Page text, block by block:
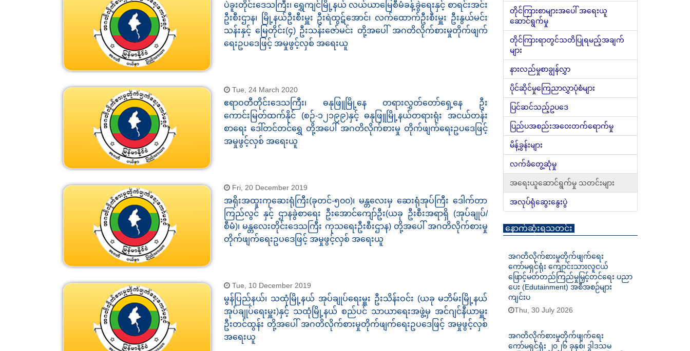
ပဲခူးတိုင်းဒေသကြီး၊ ရွှေကျင်မြို့နယ် လယ်ယာမြေစီမံခန့်ခွဲရေးနှင့် စာရင်းအင်း
ဦးစီးဌာန၊ မြို့နယ်ဦးစီးမှူး ဦးရဲထွဋ်အောင်၊ လက်ထောက်ဦးစီးမှူး ဦးနွယ်မင်း
သန်းနှင့် မြေတိုင်း(၄) ဦးသန်းဇော်မင်း တို့အပေါ် အဂတိလိုက်စားမှုတိုက်ဖျက်
ရေးဥပဒေဖြင့် အမှုဖွင့်လှစ် အရေးယူ
Tue, 24 March 2020
ဧရာဝတီတိုင်းဒေသကြီး၊ ဓနုဖြူမြို့နေ တရားလွှတ်တော်ရှေ့နေ ဦး
ကောင်းမြတ်ထက်နိုင် (စဉ်-၁၂၁၉၉)နှင့် ဓနုဖြူမြို့နယ်တရားရုံး အငယ်တန်း
စာရေး ဒေါ်တင်တင်ရွှေ တို့အပေါ် အဂတိလိုက်စားမှု တိုက်ဖျက်ရေးဥပဒေဖြင့်
အမှုဖွင့်လှစ် အရေးယူ
Fri, 20 December 2019
အရိုးအထူးကုဆေးရုံကြီး(ခုတင်-၅၀၀)၊ မန္တလေးမှ ဆေးရုံအုပ်ကြီး ဒေါက်တာ
ကြည်လွင် နှင့် ဌာနခွဲစာရေး ဦးအောင်ကျော်ဦး(ယခု ဦးစီးအရာရှိ (အုပ်ချုပ်/
စီမံ)၊ မန္တလေးတိုင်းဒေသကြီး ကုသရေးဦးစီးဌာန) တို့အပေါ် အဂတိလိုက်စားမှု
တိုက်ဖျက်ရေးဥပဒေဖြင့် အမှုဖွင့်လှစ် အရေးယူ
Tue, 10 December 2019
မွန်ပြည်နယ်၊ သထုံမြို့နယ် အုပ်ချုပ်ရေးမှူး ဦးသိန်းဝင်း (ယခု မဘိမ်းမြို့နယ်
အုပ်ချုပ်ရေးမှူး)နှင့် သထုံမြို့နယ် စည်ပင် သာယာရေးအဖွဲ့မှ အင်ဂျင်နီယာမှူး
ဦးတင်ထွန်း တို့အပေါ် အဂတိလိုက်စားမှုတိုက်ဖျက်ရေးဥပဒေဖြင့် အမှုဖွင့်လှစ်
အရေးယူ
တိုင်ကြားစာများအပေါ် အရေးယူ
ဆောင်ရွက်မှု
တိုင်ကြားရာတွင်သတိပြုရမည့်အချက်
များ
နားလည်မှုစာချွန်လွှာ
ပိုင်ဆိုင်မှုကြေညာလွှာပုံစံများ
ပြင်ဆင်သည့်ဥပဒေ
ပြည်ပအစည်းအဝေးတက်ရောက်မှု
မိန့်ခွန်းများ
လက်ခံတွေ့ဆုံမှု
အရေးယူဆောင်ရွက်မှု သတင်းများ
အလုပ်ရုံဆွေးနွေးပွဲ
နောက်ဆုံးရသတင်း
အဂတိလိုက်စားမှုတိုက်ဖျက်ရေး
ကော်မရှင်ရုံး ကျောင်းသားလူငယ်
ဖြောင့်မတ်တည်ကြည်မှုမြှင့်တင်ရေး ပညာ
ပေး (Edutainment) အစီအစဉ်များ
ကျင်းပ
Thu, 30 July 2026
အဂတိလိုက်စားမှုတိုက်ဖျက်ရေး
ကော်မရှင်ရုံး ၂၀၂၆ ခုနှစ်၊ ဒွါဒသမ